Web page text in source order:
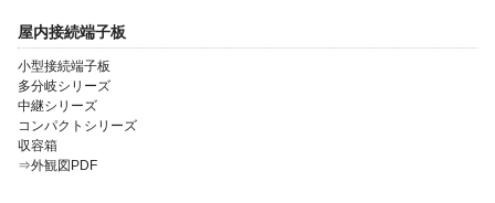
屋内接続端子板
小型接続端子板
多分岐シリーズ
中継シリーズ
コンパクトシリーズ
収容箱
⇒外観図PDF